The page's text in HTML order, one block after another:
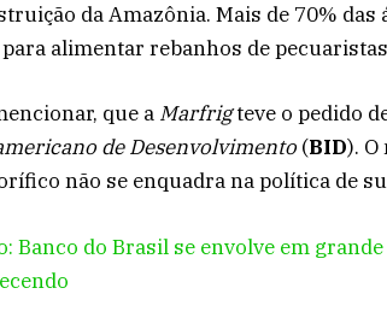
da Amazônia. Mais de 70%
alimentar rebanhos de
que a Marfrigteve o pedido
de Desenvolvimento (BID).
não se enquadra na política de
Banco do Brasil se envolve em